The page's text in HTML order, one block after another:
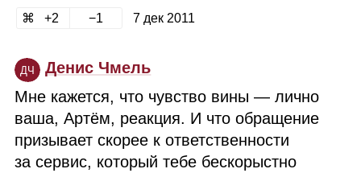
2 1 7 дек 2011
ДЧ
Денис Чмель
Мне кажется, что чувство вины — лично
ваша, Артём, реакция. И что обращение
призывает скорее к ответственности
за сервис, который тебе бескорыстно